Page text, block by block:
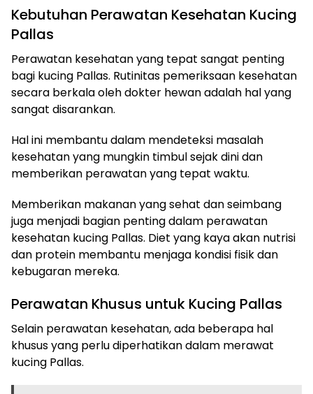
Kebutuhan Perawatan Kesehatan Kucing
Pallas
Perawatan kesehatan yang tepat sangat penting
bagi kucing Pallas. Rutinitas pemeriksaan kesehatan
secara berkala oleh dokter hewan adalah hal yang
sangat disarankan.
Hal ini membantu dalam mendeteksi masalah
kesehatan yang mungkin timbul sejak dini dan
memberikan perawatan yang tepat waktu.
Memberikan makanan yang sehat dan seimbang
juga menjadi bagian penting dalam perawatan
kesehatan kucing Pallas. Diet yang kaya akan nutrisi
dan protein membantu menjaga kondisi fisik dan
kebugaran mereka.
Perawatan Khusus untuk Kucing Pallas
Selain perawatan kesehatan, ada beberapa hal
khusus yang perlu diperhatikan dalam merawat
kucing Pallas.